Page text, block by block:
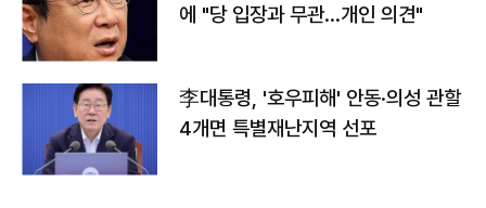
에 "당 입장과 무관…개인 의견"
李대통령, '호우피해' 안동·의성 관할
4개면 특별재난지역 선포